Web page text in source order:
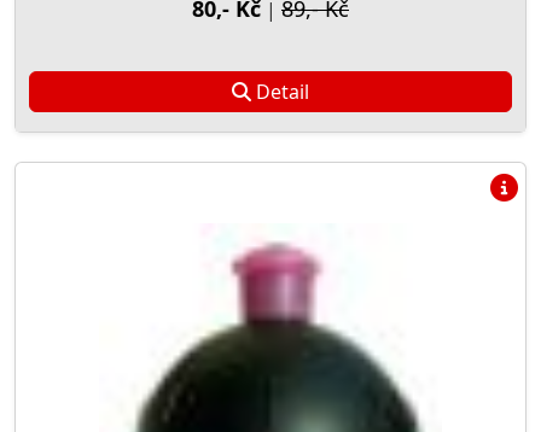
80,- Kč | 89,- Kč
Detail